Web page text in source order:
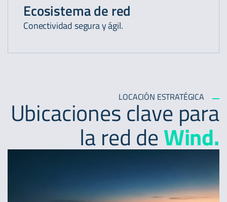
Ecosistema de red
Conectividad segura y ágil.
LOCACIÓN ESTRATÉGICA
Ubicaciones clave para
la red deWind.